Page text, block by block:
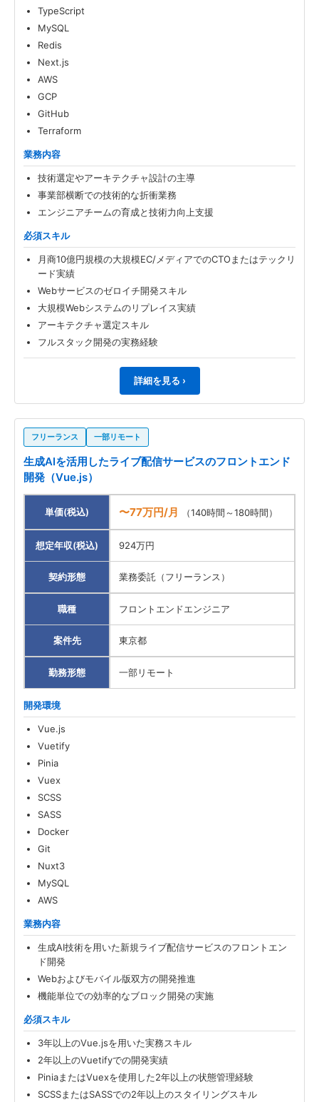
TypeScript
MySQL
Redis
Next.js
AWS
GCP
GitHub
Terraform
業務内容
技術選定やアーキテクチャ設計の主導
事業部横断での技術的な折衝業務
エンジニアチームの育成と技術力向上支援
必須スキル
月商10億円規模の大規模EC/メディアでのCTOまたはテックリ
ード実績
Webサービスのゼロイチ開発スキル
大規模Webシステムのリプレイス実績
アーキテクチャ選定スキル
フルスタック開発の実務経験
詳細を見る ›
フリーランス 一部リモート
生成AIを活用したライブ配信サービスのフロントエンド
開発（Vue.js）
単価(税込) 〜77万円/月 （140時間～180時間）
想定年収(税込) 924万円
契約形態 業務委託（フリーランス）
職種 フロントエンドエンジニア
案件先 東京都
勤務形態 一部リモート
開発環境
Vue.js
Vuetify
Pinia
Vuex
SCSS
SASS
Docker
Git
Nuxt3
MySQL
AWS
業務内容
生成AI技術を用いた新規ライブ配信サービスのフロントエン
ド開発
Webおよびモバイル版双方の開発推進
機能単位での効率的なブロック開発の実施
必須スキル
3年以上のVue.jsを用いた実務スキル
2年以上のVuetifyでの開発実績
PiniaまたはVuexを使用した2年以上の状態管理経験
SCSSまたはSASSでの2年以上のスタイリングスキル